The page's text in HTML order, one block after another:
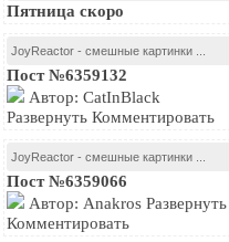
Пятница скоро
JoyReactor - смешные картинки ...
Пост №6359132
Автор: CatInBlack
Развернуть Комментировать
JoyReactor - смешные картинки ...
Пост №6359066
Автор: Anakros Развернуть
Комментировать